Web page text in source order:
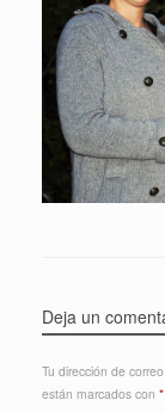
Deja un
Tu dirección de
están marcados con *